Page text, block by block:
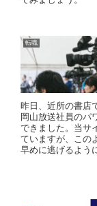
転職
昨日、近所の書店
岡山放送社員のパ
できました。当サ
ていますが、この
早めに逃げるよう